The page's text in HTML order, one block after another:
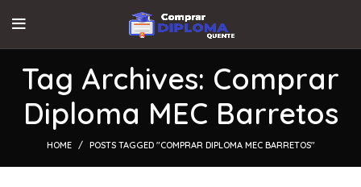
Tag Archives: Comprar
Diploma MEC Barretos
HOME POSTS TAGGED "COMPRAR DIPLOMA MEC BARRETOS"